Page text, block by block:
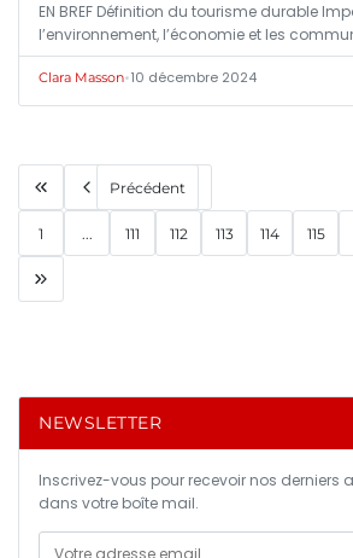
EN BREF Définition du tourisme durable
l’environnement, l’économie et les
Clara Masson•10 décembre 2024
Précédent
1 ... 111 112 113 114 115
NEWSLETTER
Inscrivez-vous pour recevoir nos derniers
dans votre boîte mail.